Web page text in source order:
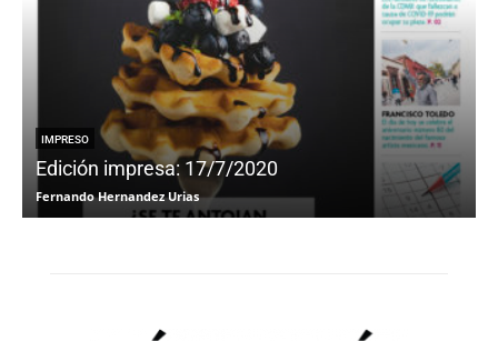
IMPRESO
Edición impresa: 17/7/2020
Fernando Hernandez Urias